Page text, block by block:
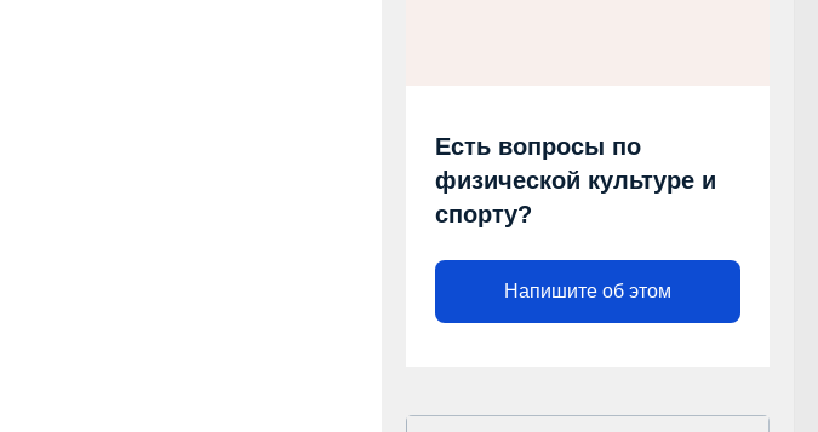
Есть вопросы по
физической культуре и
спорту?
Напишите об этом